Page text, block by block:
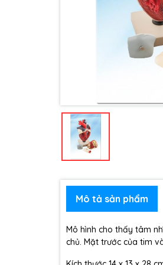
Mô tả sản phẩm
Mô hình cho thấy tâm
chủ. Mặt trước của tim